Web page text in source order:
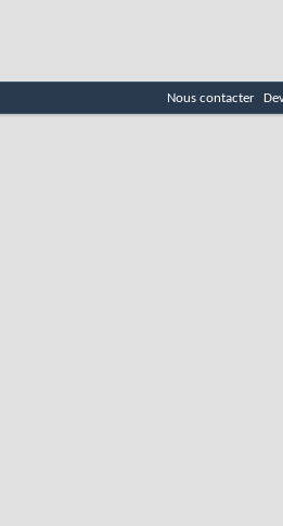
Nous contacter